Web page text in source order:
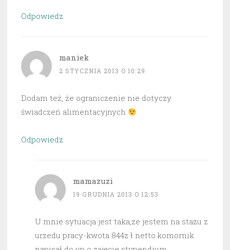
Odpowiedz
maniek
2 STYCZNIA 2013 O 10:29
Dodam też, że ograniczenie nie dotyczy
świadczeń alimentacyjnych
Odpowiedz
mamazuzi
19 GRUDNIA 2013 O 12:53
U mnie sytuacja jest taka,ze jestem na stazu z
urzedu pracy-kwota 844z ł netto.komornik